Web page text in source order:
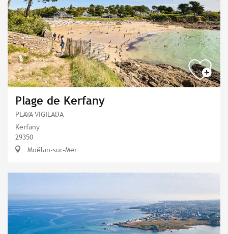
Plage de Kerfany
PLAYA VIGILADA
Kerfany
29350
Moëlan-sur-Mer